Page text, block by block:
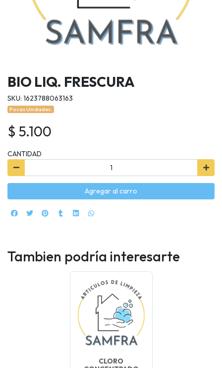
BIO LIQ. FRESCURA
SKU: 1623788063163
Pocas Unidades.
$ 5.100
CANTIDAD
Agregar al carro
Tambien podría interesarte
CLORO